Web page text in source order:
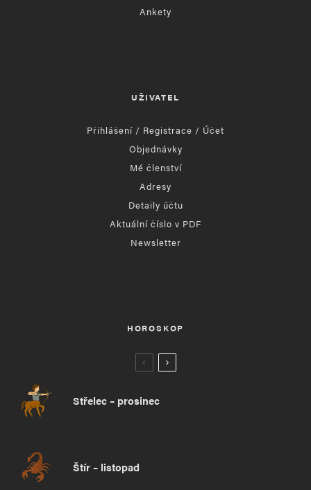
Ankety
UŽIVATEL
Přihlášení / Registrace / Účet
Objednávky
Mé členství
Adresy
Detaily účtu
Aktuální číslo v PDF
Newsletter
HOROSKOP
Střelec – prosinec
Štír – listopad